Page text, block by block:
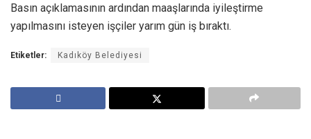
Basın açıklamasının ardından maaşlarında iyileştirme
yapılmasını isteyen işçiler yarım gün iş bıraktı.
Etiketler: Kadıköy Belediyesi